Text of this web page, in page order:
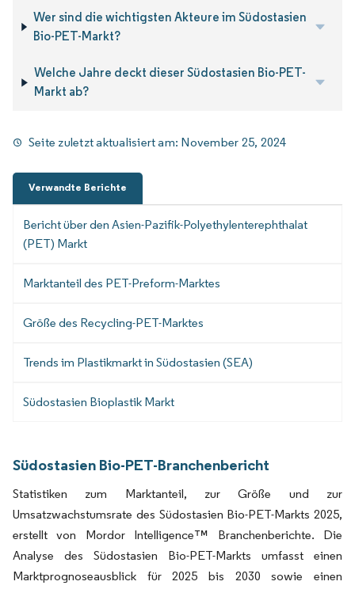
Wer sind die wichtigsten Akteure im Südostasien
Bio-PET-Markt?
Welche Jahre deckt dieser Südostasien Bio-PET-
Markt ab?
Seite zuletzt aktualisiert am: November 25, 2024
Verwandte Berichte
Bericht über den Asien-Pazifik-Polyethylenterephthalat
(PET) Markt
Marktanteil des PET-Preform-Marktes
Größe des Recycling-PET-Marktes
Trends im Plastikmarkt in Südostasien (SEA)
Südostasien Bioplastik Markt
Südostasien Bio-PET-Branchenbericht
Statistiken zum Marktanteil, zur Größe und zur
Umsatzwachstumsrate des Südostasien Bio-PET-Markts 2025,
erstellt von Mordor Intelligence™ Branchenberichte. Die
Analyse des Südostasien Bio-PET-Markts umfasst einen
Marktprognoseausblick für 2025 bis 2030 sowie einen